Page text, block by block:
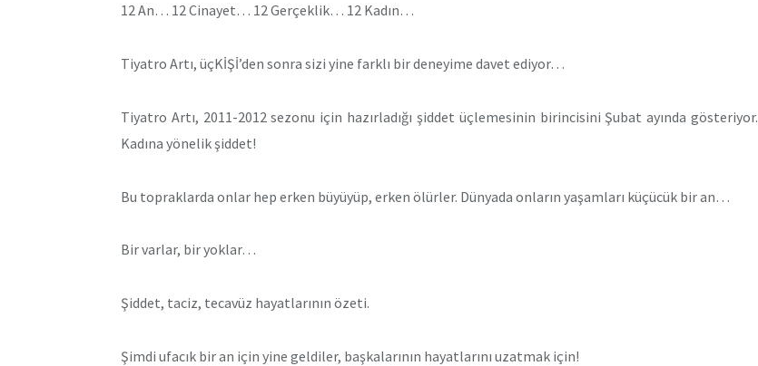
12 An… 12 Cinayet… 12 Gerçeklik… 12 Kadın…
Tiyatro Artı, üçKİŞİ’den sonra sizi yine farklı bir deneyime davet ediyor…
Tiyatro Artı, 2011-2012 sezonu için hazırladığı şiddet üçlemesinin birincisini Şubat ayında gösteriyor.
Kadına yönelik şiddet!
Bu topraklarda onlar hep erken büyüyüp, erken ölürler. Dünyada onların yaşamları küçücük bir an…
Bir varlar, bir yoklar…
Şiddet, taciz, tecavüz hayatlarının özeti.
Şimdi ufacık bir an için yine geldiler, başkalarının hayatlarını uzatmak için!